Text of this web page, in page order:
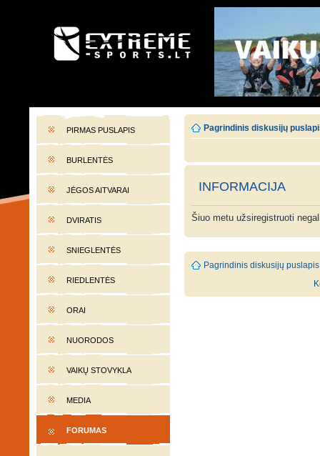
EXTREME-SPORTS.LT
PIRMAS PUSLAPIS
BURLENTĖS
JĖGOS AITVARAI
DVIRATIS
SNIEGLENTĖS
RIEDLENTĖS
ORAI
NUORODOS
VAIKŲ STOVYKLA
MEDIA
FORUMAS
Pagrindinis diskusijų
INFORMACIJA
Šiuo metu užsiregistruoti
Pagrindinis diskusijų puslapis